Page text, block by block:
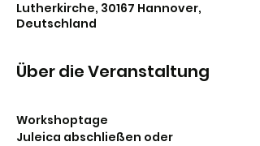
Lutherkirche, 30167 Hannover,
Deutschland
Über die Veranstaltung
Workshoptage
Juleica abschließen oder